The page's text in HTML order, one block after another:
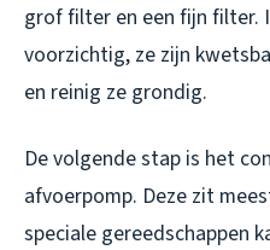
grof filter en een fijn filter.
voorzichtig, ze zijn
en reinig ze grondig.
De volgende stap is het
afvoerpomp. Deze zit
speciale gereedschappen